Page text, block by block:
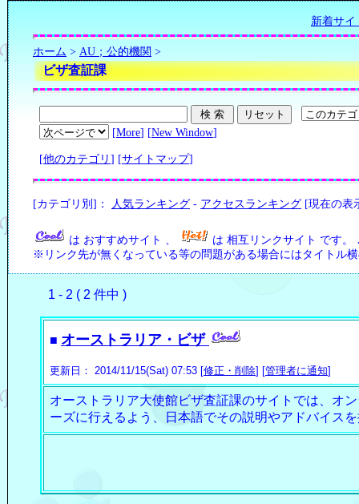
新着サイ
ホーム > AU；公的機関 >
ビザ査証課
[More] [New Window]
[他のカテゴリ ] [サイトマップ]
[カテゴリ別]： 人気ランキング - アクセスランキング [現在の表
は おすすめサイト 、 は 相互リンクサイト です。
※リンク先が無くなっている等の問題がある場合にはタイトル
1 - 2 ( 2 件中 )
■ オーストラリア・ビザ
更新日： 2014/11/15(Sat) 07:53 [修正・削除] [管理者に通知]
オーストラリア大使館ビザ査証課のサイトでは、オ
ーズに行えるよう、日本語でその説明やアドバイス